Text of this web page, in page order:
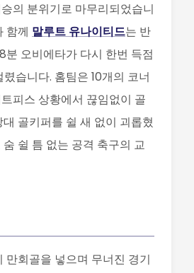
의 분위기로 마무리되었습니
함께 말루트 유나이티드는 반
분 오비에타가 다시 한번 득점
습니다. 홈팀은 10개의 코너
피스 상황에서 끊임없이 골
골키퍼를 쉴 새 없이 괴롭혔
쉴 틈 없는 공격 축구의 교
만회골을 넣으며 무너진 경기